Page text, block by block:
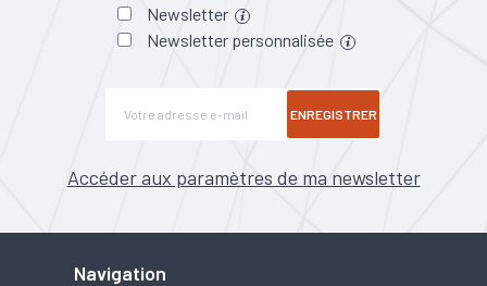
Newsletter
Newsletter personnalisée
ENREGISTRER
Accéder aux paramètres de ma newsletter
Navigation